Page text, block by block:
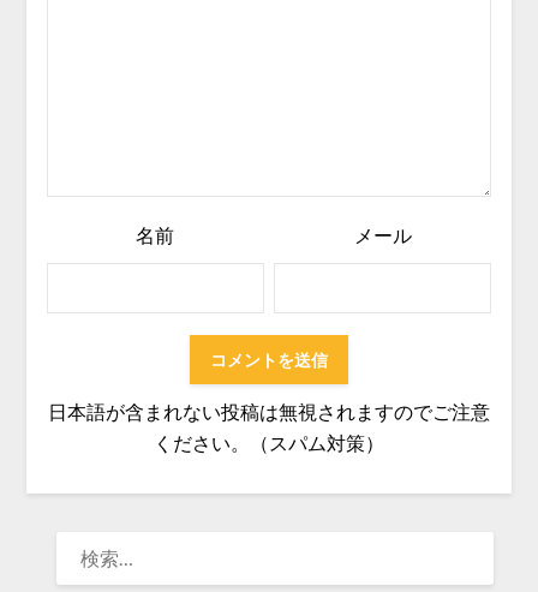
名前 メール
日本語が含まれない投稿は無視されますのでご注意
ください。（スパム対策）